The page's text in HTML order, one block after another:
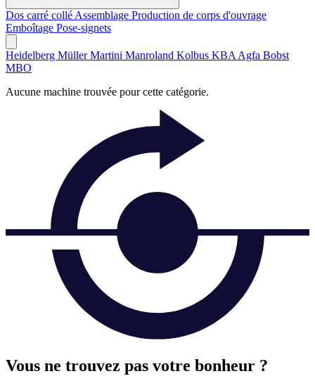
Dos carré collé Assemblage Production de corps d'ouvrage
Emboîtage Pose-signets
Heidelberg Müller Martini Manroland Kolbus KBA Agfa Bobst
MBO
Aucune machine trouvée pour cette catégorie.
Vous ne trouvez pas votre bonheur ?